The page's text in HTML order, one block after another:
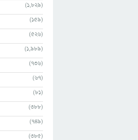
(1,829)
(159)
(526)
(1,989)
(736)
(67)
(81)
(388)
(749)
(385)